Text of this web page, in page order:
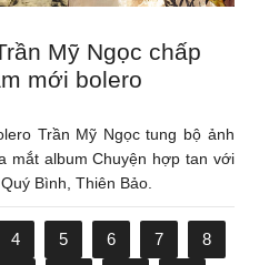
Mỹ Ngọc chấp
mới bolero
Trần Mỹ Ngọc tung bộ ảnh
mắt album Chuyện hợp tan với
Bình, Thiên Bảo.
4 5 6 7
8